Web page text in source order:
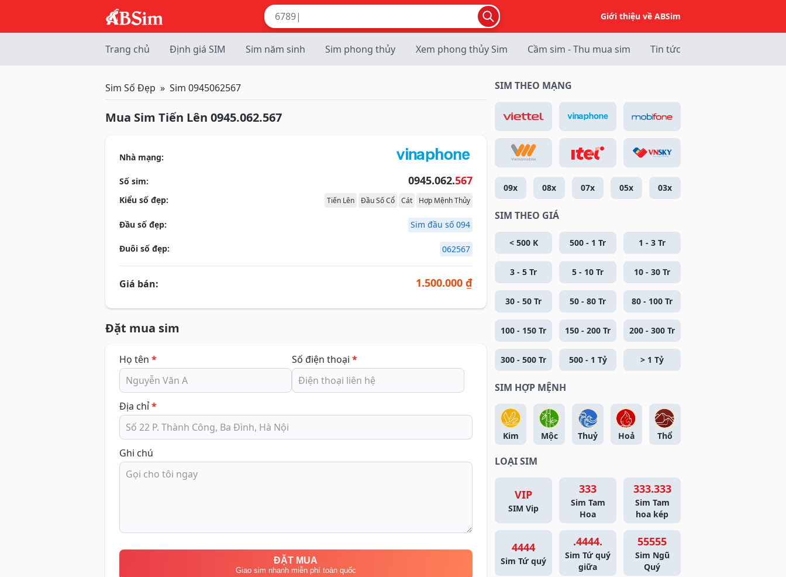
Giới thiệu về ABSim
Trang chủ Định giá SIM Sim năm sinh Sim phong thủy Xem phong thủy Sim Cầm sim - Thu mua sim Tin tức
Sim Số Đẹp Sim 0945062567
Mua Sim Tiến Lên 0945.062.567
Nhà mạng:
Số sim: 0945.062.567
Kiểu số đẹp: Tiến Lên Đầu Số Cổ Cát Hợp Mệnh Thủy
Đầu số đẹp: Sim đầu số 094
Đuôi số đẹp: 062567
Giá bán: 1.500.000 ₫
Đặt mua sim
Họ tên * Số điện thoại *
Địa chỉ*
Ghi chú
ĐẶT MUA
Giao sim nhanh miễn phí toàn quốc
SIM THEO MẠNG
09x 08x 07x 05x 03x
SIM THEO GIÁ
< 500 K 500 - 1 Tr 1 - 3 Tr
3 - 5 Tr 5 - 10 Tr 10 - 30 Tr
30 - 50 Tr 50 - 80 Tr 80 - 100 Tr
100 - 150 Tr 150 - 200 Tr 200 - 300 Tr
300 - 500 Tr 500 - 1 Tỷ > 1 Tỷ
SIM HỢP MỆNH
Kim Mộc Thuỷ Hoả Thổ
LOẠI SIM
VIP
SIM Vip
333
Sim Tam
Hoa
333.333
Sim Tam
hoa kép
4444
Sim Tứ quý
.4444.
Sim Tứ quý
giữa
55555
Sim Ngũ
Quý